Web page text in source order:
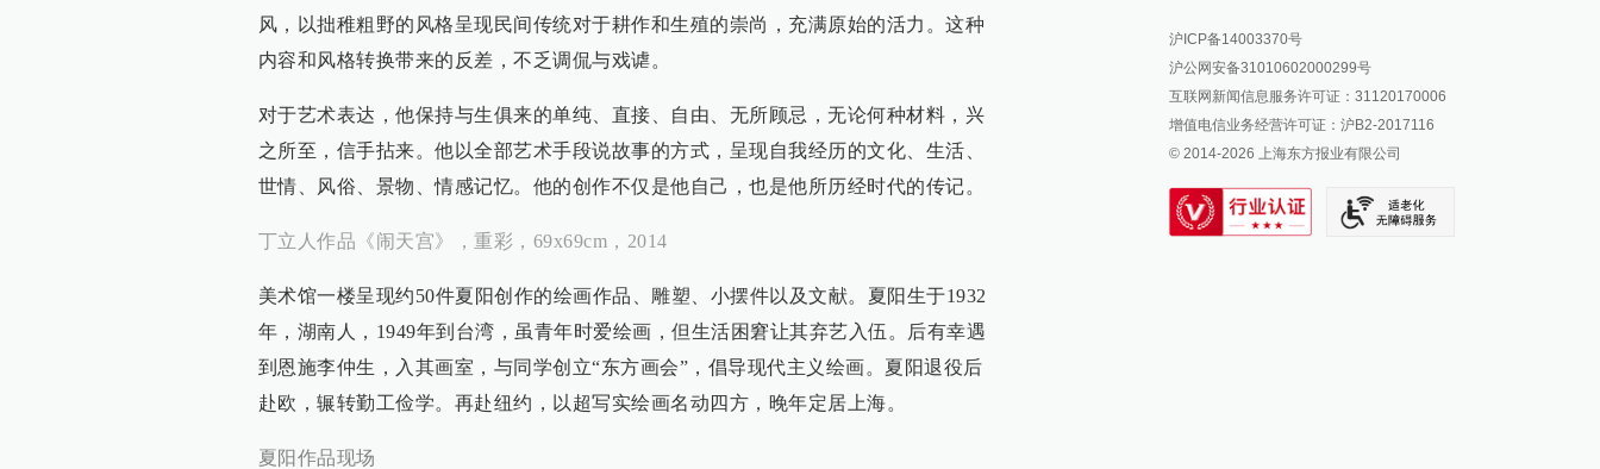
风，以拙稚粗野的风格呈现民间传统对于耕作和生殖的崇尚，充满原始的活力。这种
内容和风格转换带来的反差，不乏调侃与戏谑。
对于艺术表达，他保持与生俱来的单纯、直接、自由、无所顾忌，无论何种材料，兴
之所至，信手拈来。他以全部艺术手段说故事的方式，呈现自我经历的文化、生活、
世情、风俗、景物、情感记忆。他的创作不仅是他自己，也是他所历经时代的传记。
丁立人作品《闹天宫》，重彩，69x69cm，2014
美术馆一楼呈现约50件夏阳创作的绘画作品、雕塑、小摆件以及文献。夏阳生于1932
年，湖南人，1949年到台湾，虽青年时爱绘画，但生活困窘让其弃艺入伍。后有幸遇
到恩施李仲生，入其画室，与同学创立“东方画会”，倡导现代主义绘画。夏阳退役后
赴欧，辗转勤工俭学。再赴纽约，以超写实绘画名动四方，晚年定居上海。
夏阳作品现场
澎湃新闻公众号
澎湃新闻抖音号
派生万物开放平台
IP SHANGHAI
SIXTH TONE
报料邮箱: news@thepaper.cn
沪ICP备14003370号
沪公网安备31010602000299号
互联网新闻信息服务许可证：31120170006
增值电信业务经营许可证：沪B2-2017116
© 2014-2026 上海东方报业有限公司